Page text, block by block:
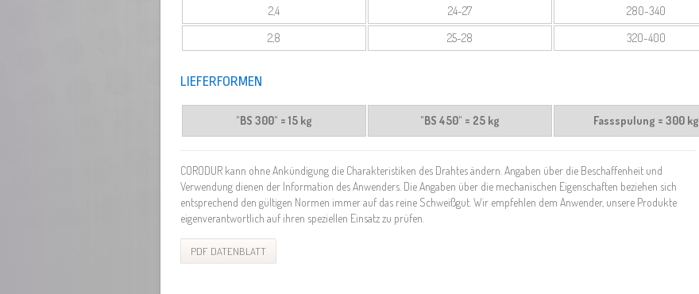
2,4
24-27
280-340
2,8
25-28 320-400
LIEFERFORMEN
"BS 300" = 15 kg "BS 450" = 25 kg Fassspulung = 300 kg
CORODUR kann ohne Ankündigung die Charakteristiken des Drahtes ändern. Angaben über die Beschaffenheit und
Verwendung dienen der Information des Anwenders. Die Angaben über die mechanischen Eigenschaften beziehen sich
entsprechend den gültigen Normen immer auf das reine Schweißgut. Wir empfehlen dem Anwender, unsere Produkte
eigenverantwortlich auf ihren speziellen Einsatz zu prüfen.
PDF DATENBLATT